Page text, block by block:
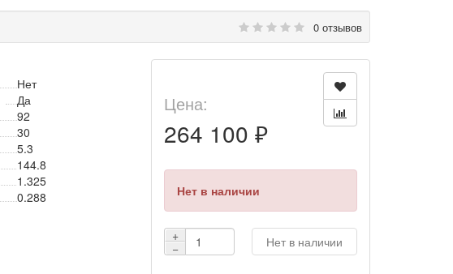
0 отзывов
Нет
Да
92
30
5.3
144.8
1.325
0.288
Цена:
264 100 ₽
Нет в наличии
+
−
Нет в наличии